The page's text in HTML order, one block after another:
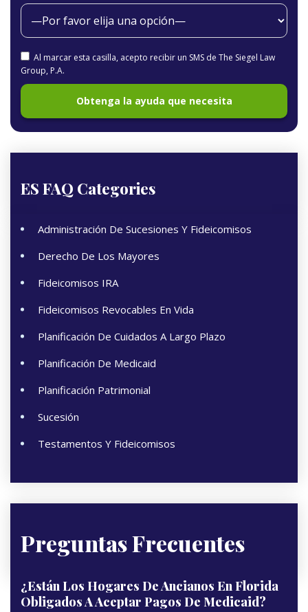
Al marcar esta casilla, acepto recibir un SMS de The Siegel Law
Group, P.A.
ES FAQ Categories
Administración De Sucesiones Y Fideicomisos
Derecho De Los Mayores
Fideicomisos IRA
Fideicomisos Revocables En Vida
Planificación De Cuidados A Largo Plazo
Planificación De Medicaid
Planificación Patrimonial
Sucesión
Testamentos Y Fideicomisos
Preguntas Frecuentes
¿Están Los Hogares De Ancianos En Florida
Obligados A Aceptar Pagos De Medicaid?